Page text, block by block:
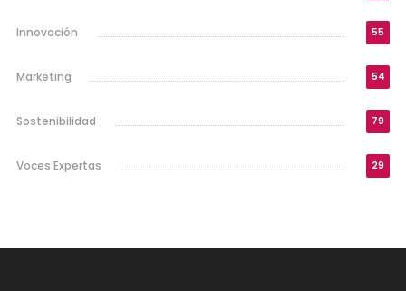
Innovación 55
Marketing 54
Sostenibilidad 79
Voces Expertas 29